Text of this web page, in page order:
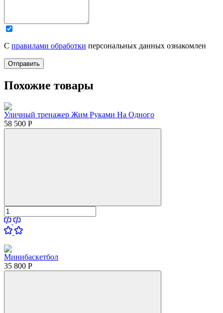
С правилами обработки персональных данных ознакомлен
Отправить
Похожие товары
Уличный тренажер Жим Руками На Одного
58 500 Р
Минибаскетбол
35 800 Р